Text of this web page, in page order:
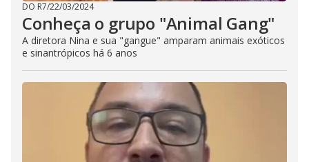
DO R7/22/03/2024
Conheça o grupo "Animal Gang"
A diretora Nina e sua "gangue" amparam animais exóticos
e sinantrópicos há 6 anos